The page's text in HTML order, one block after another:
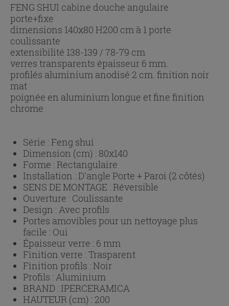
FENG SHUI cabine douche angulaire
porte+fixe
dimensions 140x80 H200 cm à 1 porte
coulissante
extensibilité 138-139 / 78-79 cm
verres transparents épaisseur 6 mm.
profilés aluminium anodisé 2 cm. finition noir
mat
poignée en aluminium longue et fine finition
chrome
Série :Feng shui
Dimension (cm) : 80x140
Forme :Rectangulaire
Installation :D'angle Porte + Paroi (2 côtés)
SENS DE MONTAGE :Réversible
Ouverture : Coulissante
Design : Avec profils
Portes amovibles pour un nettoyage plus
facile : Oui
Épaisseur verre : 6 mm
Finition verre :Trasparent
Finition profils :Noir
Profils : Aluminium
BRAND : IPERCERAMICA
HAUTEUR (cm) : 200